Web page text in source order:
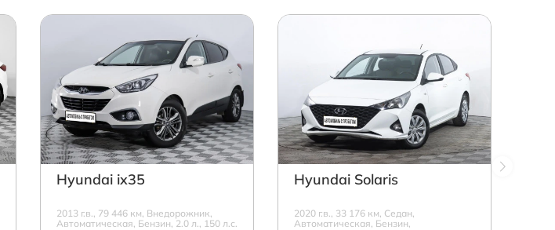
Hyundai ix35
2013 г.в., 79 446 км, Внедорожник,
Автоматическая, Бензин, 2.0 л., 150 л.с.
Hyundai Solaris
2020 г.в., 33 176 км, Седан,
Автоматическая, Бензин,